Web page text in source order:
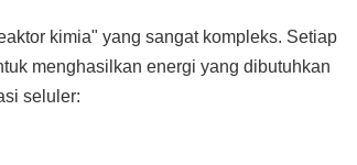
kimia" yang sangat kompleks. Setiap
menghasilkan energi yang dibutuhkan
seluler: